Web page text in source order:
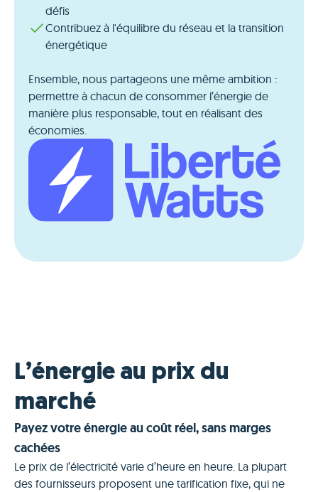
défis
Contribuez à l'équilibre du réseau et la transition
énergétique
Ensemble, nous partageons une même ambition :
permettre à chacun de consommer l’énergie de
manière plus responsable, tout en réalisant des
économies.
L’énergie au prix du
marché
Payez votre énergie au coût réel, sans marges
cachées
Le prix de l’électricité varie d’heure en heure. La plupart
des fournisseurs proposent une tarification fixe, qui ne